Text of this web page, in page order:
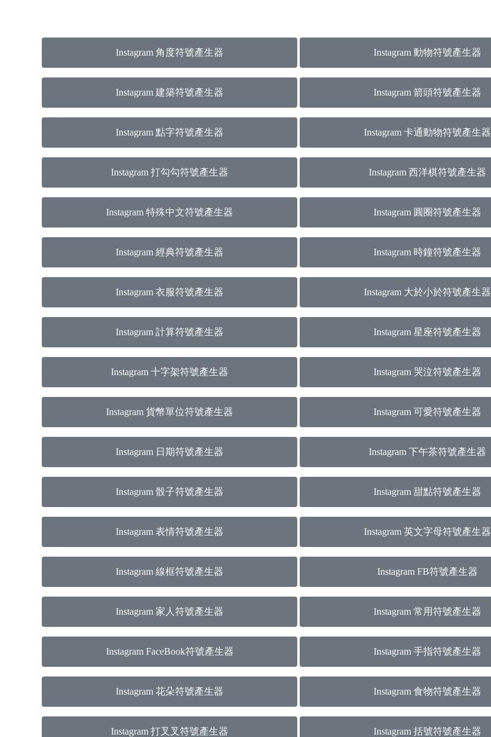
Instagram 角度符號產生器 Instagram 動物符號產生器
Instagram 建築符號產生器 Instagram 箭頭符號產生器
Instagram 點字符號產生器 Instagram 卡通動物符號產生器
Instagram 打勾勾符號產生器 Instagram 西洋棋符號產生器
Instagram 特殊中文符號產生器 Instagram 圓圈符號產生器
Instagram 經典符號產生器 Instagram 時鐘符號產生器
Instagram 衣服符號產生器 Instagram 大於小於符號產生器
Instagram 計算符號產生器 Instagram 星座符號產生器
Instagram 十字架符號產生器 Instagram 哭泣符號產生器
Instagram 貨幣單位符號產生器 Instagram 可愛符號產生器
Instagram 日期符號產生器 Instagram 下午茶符號產生器
Instagram 骰子符號產生器 Instagram 甜點符號產生器
Instagram 表情符號產生器 Instagram 英文字母符號產生器
Instagram 線框符號產生器 Instagram FB符號產生器
Instagram 家人符號產生器 Instagram 常用符號產生器
Instagram FaceBook符號產生器 Instagram 手指符號產生器
Instagram 花朵符號產生器 Instagram 食物符號產生器
Instagram 打叉叉符號產生器 Instagram 括號符號產生器